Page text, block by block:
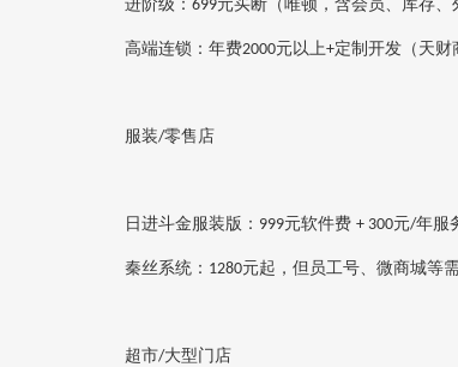
进阶级： 699元买断‌（唯顿，含会员、库存、
高端连锁： ‌年费2000元以上+定制开发‌（天财
服装/零售店‌
日进斗金服装版： 999元软件费 + 300元/年服
秦丝系统： 1280元起‌，但员工号、微商城等
超市/大型门店‌